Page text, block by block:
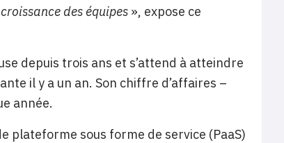
des équipes », expose ce
depuis trois ans et s’attend à atteindre
il y a un an. Son chiffre d’affaires –
année.
plateforme sous forme de service (PaaS)